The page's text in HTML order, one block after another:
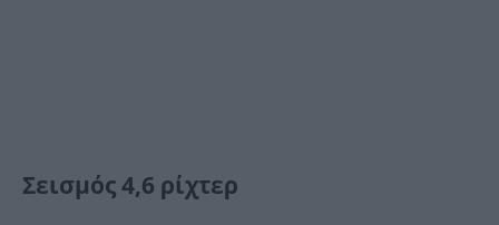
Σεισμός 4,6 ρίχτερ